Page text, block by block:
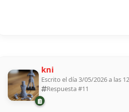
kni
Escrito el día 3/05/2026 a las
Respuesta #11